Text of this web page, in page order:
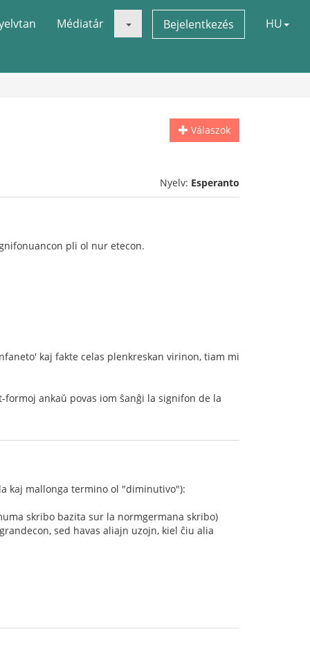
Médiatár Bejelentkezés HU
Válaszok
Nyelv: Esperanto
pli ol nur etecon.
kaj fakte celas plenkreskan virinon, tiam mi
ankaŭ povas iom ŝanĝi la signifon de la
kaj mallonga termino ol "diminutivo"):
skribo bazita sur la normgermana skribo)
sed havas aliajn uzojn, kiel ĉiu alia